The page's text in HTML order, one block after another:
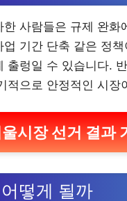
사람들은 규제 완
기간 단축 같은 정
출렁일 수 있습니다.
적으로 안정적인 시장
시장 선거 결과
떻게 될까